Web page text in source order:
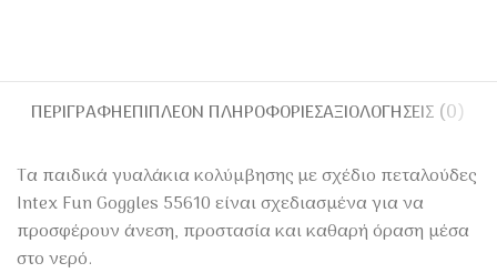
ΠΕΡΙΓΡΑΦΉΕΠΙΠΛΈΟΝ ΠΛΗΡΟΦΟΡΊΕΣΑΞΙΟΛΟΓΉΣΕΙΣ (0)
Τα παιδικά γυαλάκια κολύμβησης με σχέδιο πεταλούδες
Intex Fun Goggles 55610 είναι σχεδιασμένα για να
προσφέρουν άνεση, προστασία και καθαρή όραση μέσα
στο νερό.